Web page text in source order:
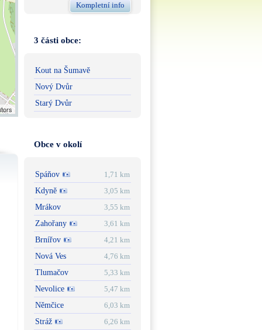
Kompletní info
3 části obce:
Kout na Šumavě
Nový Dvůr
Starý Dvůr
Obce v okolí
Spáňov
1,71 km
Kdyně
3,05 km
Mrákov
3,55 km
Zahořany
3,61 km
Brnířov
4,21 km
Nová Ves
4,76 km
Tlumačov
5,33 km
Nevolice
5,47 km
Němčice
6,03 km
Stráž
6,26 km